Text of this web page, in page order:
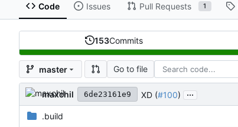
Code Issues Pull Requests 1
153Commits
master Go to file
maxchil 6de23161e9 XD (#100) ...
.build